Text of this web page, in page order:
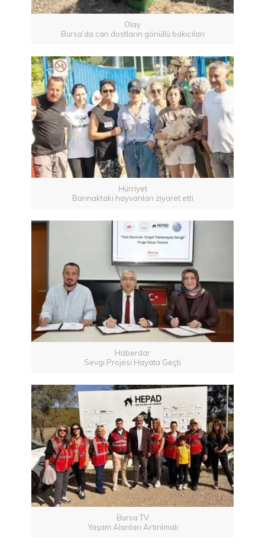
Olay
Bursa’da can dostların gönüllü bakıcıları
Hürriyet
Barınaktaki hayvanları ziyaret etti
Haberdar
Sevgi Projesi Hayata Geçti
Bursa TV
Yaşam Alanları Artırılmalı